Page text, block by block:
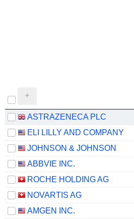
ASTRAZENECA PLC
ELI LILLY AND COMPANY
JOHNSON & JOHNSON
ABBVIE INC.
ROCHE HOLDING AG
NOVARTIS AG
AMGEN INC.